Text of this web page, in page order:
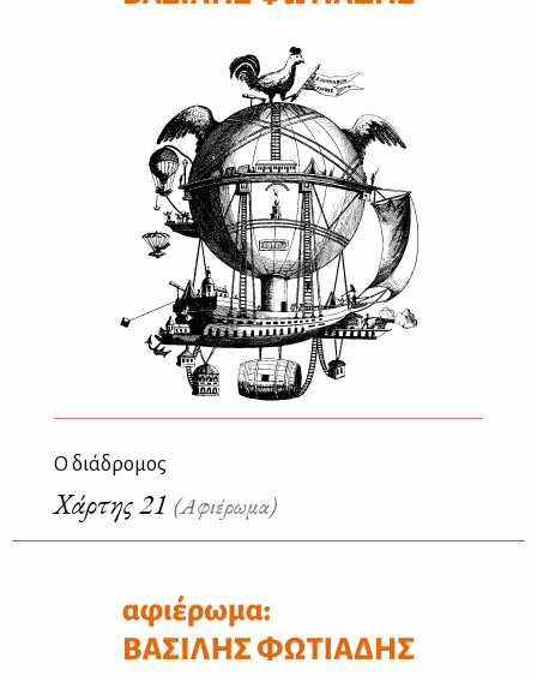
Ο διάδρομος
Χάρτης 21 (Αφιέρωμα)